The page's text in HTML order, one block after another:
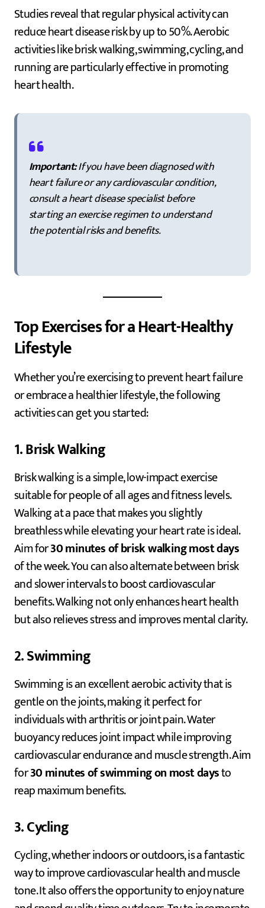
Studies reveal that regular physical activity can
reduce heart disease risk by up to 50%. Aerobic
activities like brisk walking, swimming, cycling, and
running are particularly effective in promoting
heart health.
Important:If you have been diagnosed with
heart failure or any cardiovascular condition,
consult a heart disease specialist before
starting an exercise regimen to understand
the potential risks and benefits.
Top Exercises for a Heart-Healthy
Lifestyle
Whether you’re exercising to prevent heart failure
or embrace a healthier lifestyle, the following
activities can get you started:
1. Brisk Walking
Brisk walking is a simple, low-impact exercise
suitable for people of all ages and fitness levels.
Walking at a pace that makes you slightly
breathless while elevating your heart rate is ideal.
Aim for30 minutes of brisk walking most days
of the week. You can also alternate between brisk
and slower intervals to boost cardiovascular
benefits. Walking not only enhances heart health
but also relieves stress and improves mental clarity.
2. Swimming
Swimming is an excellent aerobic activity that is
gentle on the joints, making it perfect for
individuals with arthritis or joint pain. Water
buoyancy reduces joint impact while improving
cardiovascular endurance and muscle strength. Aim
for30 minutes of swimming on most daysto
reap maximum benefits.
3. Cycling
Cycling, whether indoors or outdoors, is a fantastic
way to improve cardiovascular health and muscle
tone. It also offers the opportunity to enjoy nature